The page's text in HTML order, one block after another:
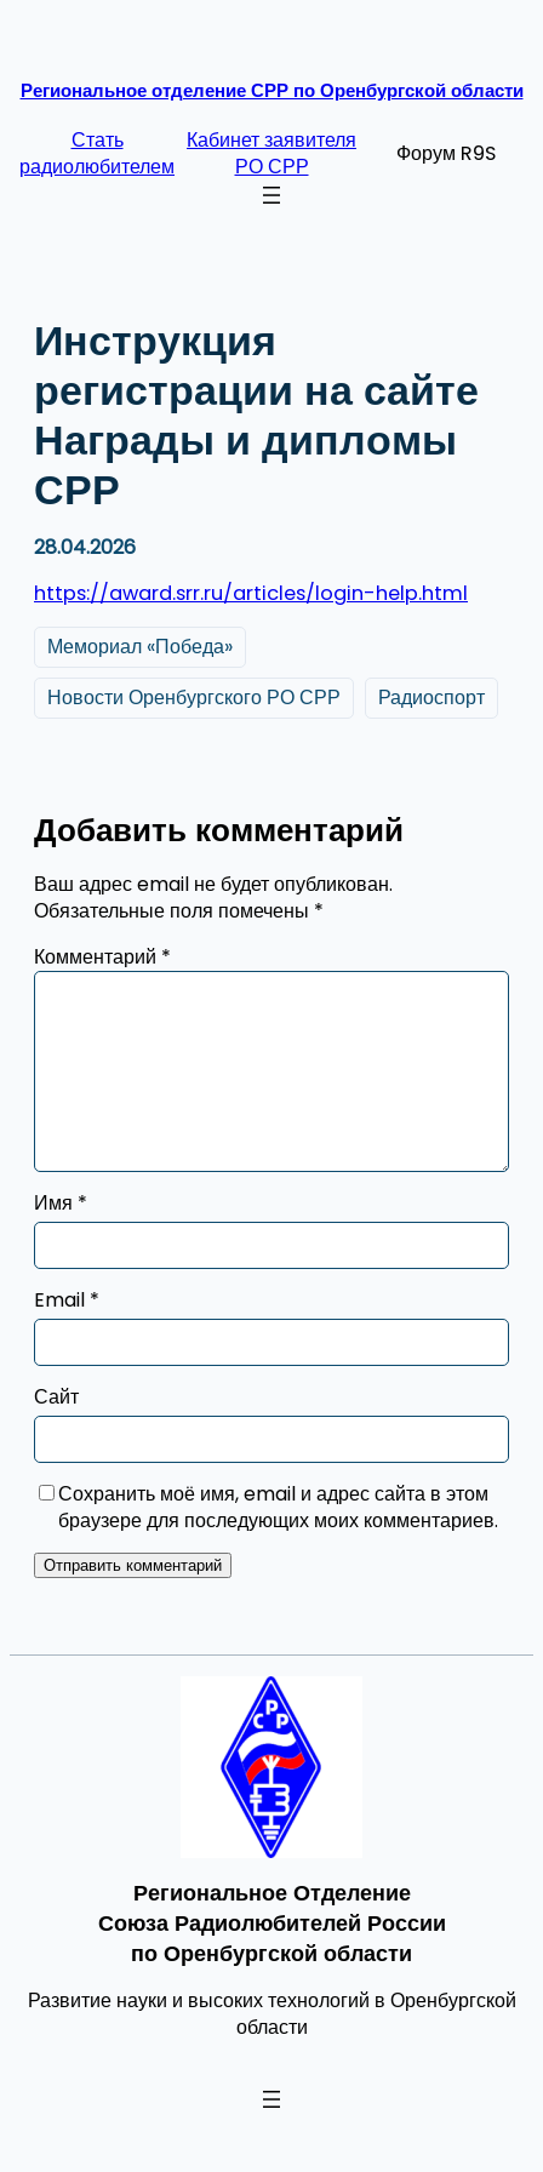
содержимому
Региональное отделение СРР по Оренбургской области
Стать
радиолюбителем
Кабинет заявителя
РО СРР
Форум R9S
Инструкция
регистрации на сайте
Награды и дипломы
СРР
28.04.2026
https://award.srr.ru/articles/login-help.html
Мемориал «Победа»
Новости Оренбургского РО СРР
Радиоспорт
Добавить комментарий
Ваш адрес email не будет опубликован.
Обязательные поля помечены *
Комментарий *
Имя *
Email *
Сайт
Сохранить моё имя, email и адрес сайта в этом
браузере для последующих моих комментариев.
Региональное Отделение
Союза Радиолюбителей России
по Оренбургской области
Развитие науки и высоких технологий в Оренбургской
области